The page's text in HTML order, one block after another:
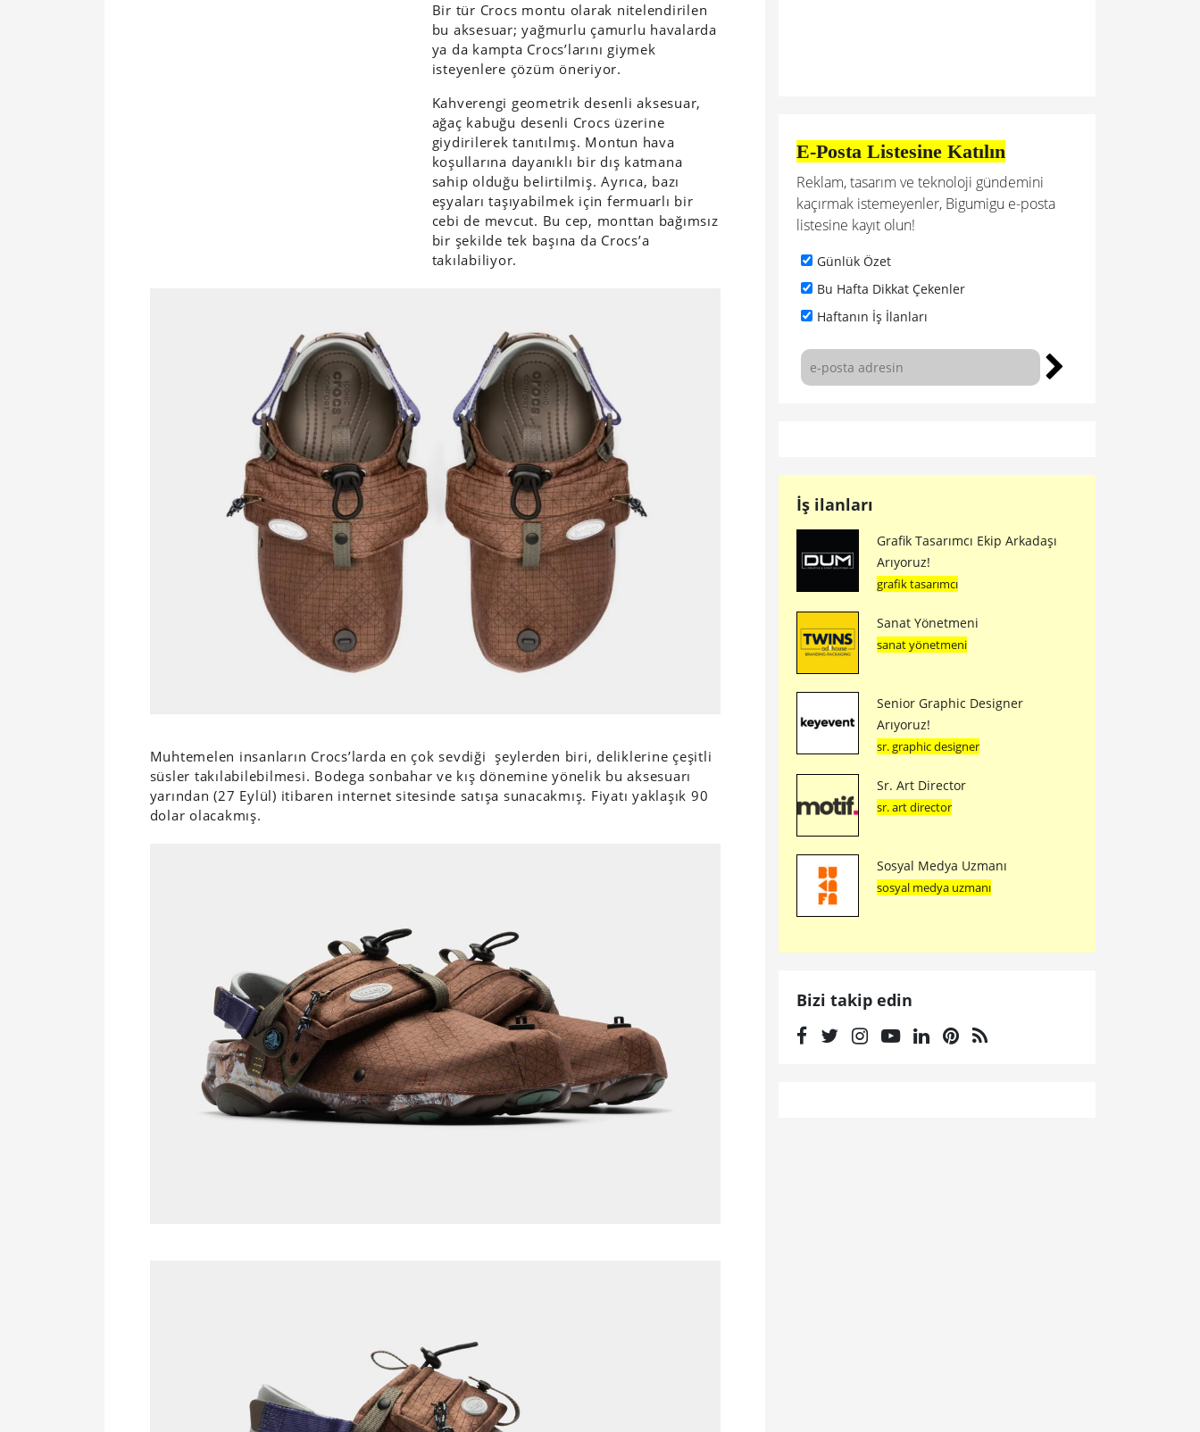
Bir tür Crocs montu olarak nitelendirilen
bu aksesuar; yağmurlu çamurlu havalarda
ya da kampta Crocs’larını giymek
isteyenlere çözüm öneriyor.
Kahverengi geometrik desenli aksesuar,
ağaç kabuğu desenli Crocs üzerine
giydirilerek tanıtılmış. Montun hava
koşullarına dayanıklı bir dış katmana
sahip olduğu belirtilmiş. Ayrıca, bazı
eşyaları taşıyabilmek için fermuarlı bir
cebi de mevcut. Bu cep, monttan bağımsız
bir şekilde tek başına da Crocs’a
takılabiliyor.
Muhtemelen insanların Crocs’larda en çok sevdiği şeylerden biri, deliklerine çeşitli
süsler takılabilebilmesi. Bodega sonbahar ve kış dönemine yönelik bu aksesuarı
yarından (27 Eylül) itibaren internet sitesinde satışa sunacakmış. Fiyatı yaklaşık 90
dolar olacakmış.
E-Posta Listesine Katılın
Reklam, tasarım ve teknoloji gündemini
kaçırmak istemeyenler, Bigumigu e-posta
listesine kayıt olun!
Günlük Özet
Bu Hafta Dikkat Çekenler
Haftanın İş İlanları
İş ilanları
Grafik Tasarımcı Ekip Arkadaşı
Arıyoruz!
grafik tasarımcı
Sanat Yönetmeni
sanat yönetmeni
Senior Graphic Designer
Arıyoruz!
sr. graphic designer
Sr. Art Director
sr. art director
Sosyal Medya Uzmanı
sosyal medya uzmanı
Bizi takip edin